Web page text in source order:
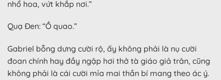
nhổ hoa, vứt khắp nơi.”
Quạ Đen: “Ồ quao.”
Gabriel bỗng dưng cười rộ, ấy không phải là nụ cười
đoan chính hay đầy ngập hơi thở tà giáo giả trân, cũng
không phải là cái cười mỉa mai thần bí mang theo ác ý.